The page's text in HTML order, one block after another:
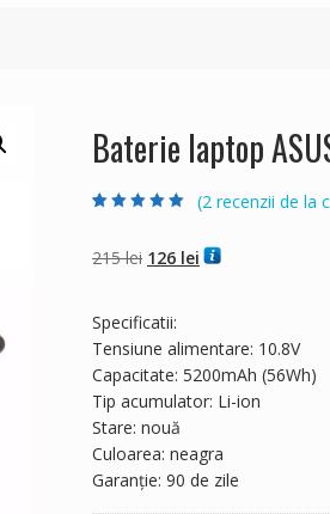
Baterie laptop
evaluări de la
clienți
(2 recenzii de la
215lei Prețul
fost:
215 lei.
126 lei Prețul
Specificatii:
Tensiune alimentare: 10.8V
Capacitate: 5200mAh (56Wh)
Tip acumulator: Li-ion
Stare: nouă
Culoarea: neagra
Garanție: 90 de zile